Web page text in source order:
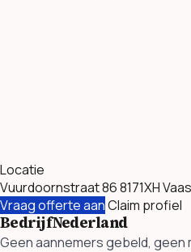
Locatie
Vuurdoornstraat 86 8171XH
Vraag offerte aanClaim profiel
BedrijfNederland
Geen aannemers gebeld,